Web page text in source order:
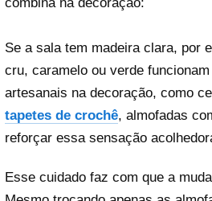
Se a sala tem madeira clara, por
cru, caramelo ou verde
artesanais na decoração, como
tapetes de crochê, almofadas
reforçar essa sensação
Esse cuidado faz com que a